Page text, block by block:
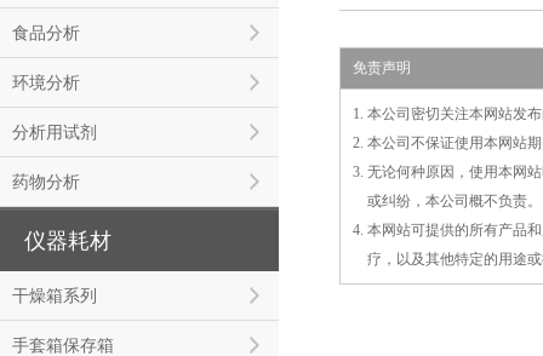
食品分析
环境分析
分析用试剂
药物分析
仪器耗材
干燥箱系列
手套箱保存箱
免责声明
1. 本公司密切关注本网站发
2. 本公司不保证使用本网站
3. 无论何种原因，使用本网
或纠纷，本公司概不负责。
4. 本网站可提供的所有产品
疗，以及其他特定的用途